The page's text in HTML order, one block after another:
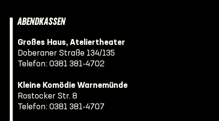
ABENDKASSEN
Großes Haus, Ateliertheater
Doberaner Straße 134/135
Telefon: 0381 381-4702
Kleine Komödie Warnemünde
Rostocker Str. 8
Telefon: 0381 381-4707